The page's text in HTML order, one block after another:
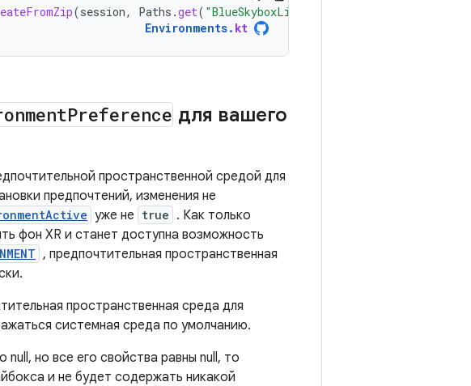
(session, Paths .get( "BlueSkyboxLighting.zip"
Environments. kt
Preference для вашего
пространственной средой для
предпочтений, изменения не
уже не true . Как только
фон XR и станет доступна возможность
, предпочтительная пространственная
пространственная среда для
системная среда по умолчанию.
null, но все его свойства равны null, то
и не будет содержать никакой